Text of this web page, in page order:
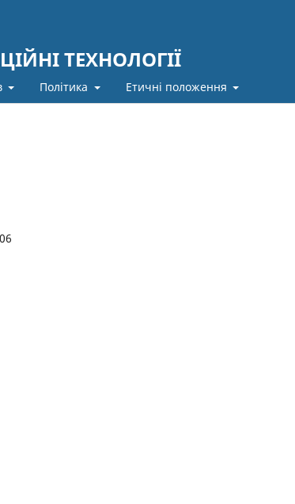
ТЕХНОЛОГІЇ
Політика Етичні положення